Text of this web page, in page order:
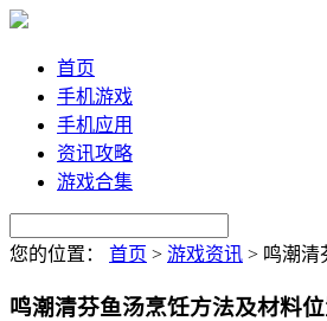
首页
手机游戏
手机应用
资讯攻略
游戏合集
您的位置： 首页 > 游戏资讯 > 鸣潮清
鸣潮清芬鱼汤烹饪方法及材料